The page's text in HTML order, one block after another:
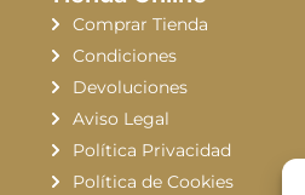
Comprar Tienda
Condiciones
Devoluciones
Aviso Legal
Política Privacidad
Política de Cookies